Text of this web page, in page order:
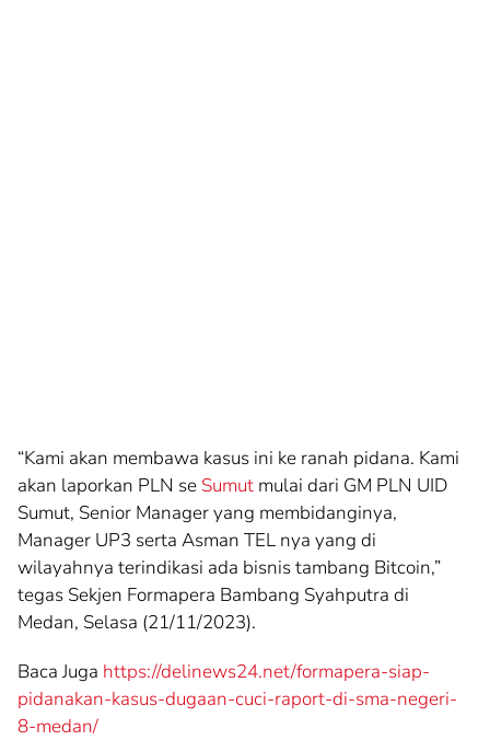
“Kami akan membawa kasus ini ke ranah pidana. Kami
akan laporkan PLN se Sumut mulai dari GM PLN UID
Sumut, Senior Manager yang membidanginya,
Manager UP3 serta Asman TEL nya yang di
wilayahnya terindikasi ada bisnis tambang Bitcoin,”
tegas Sekjen Formapera Bambang Syahputra di
Medan, Selasa (21/11/2023).
Baca Juga https://delinews24.net/formapera-siap-
pidanakan-kasus-dugaan-cuci-raport-di-sma-negeri-
8-medan/